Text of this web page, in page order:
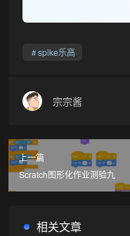
spike乐高
宗宗酱
上一篇
Scratch图形化作业测验九
相关文章